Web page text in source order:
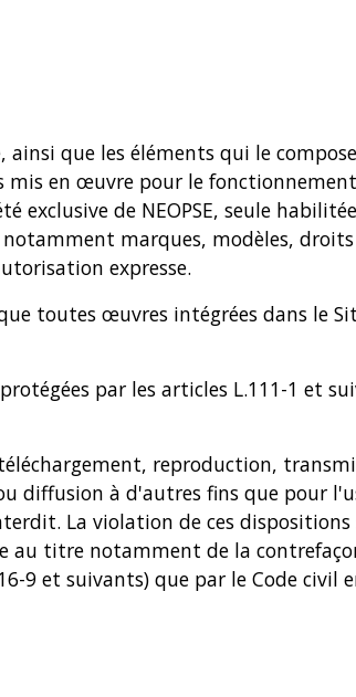
ainsi que les éléments qui le
en œuvre pour le
exclusive de NEOPSE, seule
marques, modèles,
expresse.
toutes œuvres intégrées dans le
par les articles L.111-1 et
reproduction,
diffusion à d'autres fins que pour
La violation de ces
au titre notamment de la
9 et suivants) que par le Code civil